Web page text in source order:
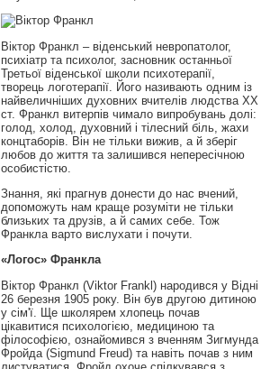
Віктор Франкл – віденський невропатолог,
психіатр та психолог, засновник останньої
Третьої віденської школи психотерапії,
творець логотерапії. Його називають одним із
найвеличніших духовних вчителів людства XX
ст. Франкл витерпів чимало випробувань долі:
голод, холод, духовний і тілесний біль, жахи
концтаборів. Він не тільки вижив, а й зберіг
любов до життя та залишився непересічною
особистістю.
Знання, які прагнув донести до нас вчений,
допоможуть нам краще розуміти не тільки
близьких та друзів, а й самих себе. Тож
Франкла варто вислухати і почути.
«Логос» Франкла
Віктор Франкл (Viktor Frankl) народився у Відні
26 березня 1905 року. Він був другою дитиною
у сім'ї. Ще школярем хлопець почав
цікавитися психологією, медициною та
філософією, ознайомився з вченням Зигмунда
Фройда (Sigmund Freud) та навіть почав з ним